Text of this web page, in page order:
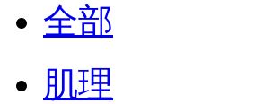
全部
肌理